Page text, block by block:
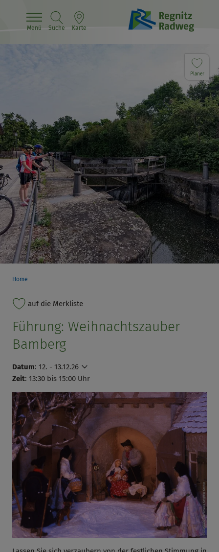
Menü Suche Karte
Planer
Home
auf die Merkliste
Führung: Weihnachtszauber
Bamberg
Datum: 12. - 13.12.26
Zeit: 13:30 bis 15:00 Uhr